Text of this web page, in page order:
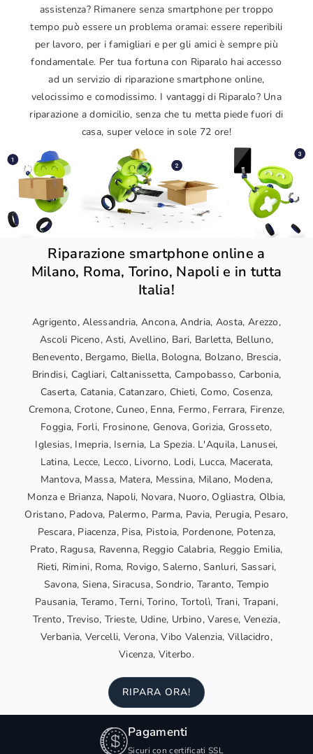
assistenza? Rimanere senza smartphone per troppo
tempo può essere un problema oramai: essere reperibili
per lavoro, per i famigliari e per gli amici è sempre più
fondamentale. Per tua fortuna con Riparalo hai accesso
ad un servizio di riparazione smartphone online,
velocissimo e comodissimo. I vantaggi di Riparalo? Una
riparazione a domicilio, senza che tu metta piede fuori di
casa, super veloce in sole 72 ore!
Riparazione smartphone online a
Milano, Roma, Torino, Napoli e in tutta
Italia!
Agrigento, Alessandria, Ancona, Andria, Aosta, Arezzo,
Ascoli Piceno, Asti, Avellino, Bari, Barletta, Belluno,
Benevento, Bergamo, Biella, Bologna, Bolzano, Brescia,
Brindisi, Cagliari, Caltanissetta, Campobasso, Carbonia,
Caserta, Catania, Catanzaro, Chieti, Como, Cosenza,
Cremona, Crotone, Cuneo, Enna, Fermo, Ferrara, Firenze,
Foggia, Forli, Frosinone, Genova, Gorizia, Grosseto,
Iglesias, Imepria, Isernia, La Spezia. L'Aquila, Lanusei,
Latina, Lecce, Lecco, Livorno, Lodi, Lucca, Macerata,
Mantova, Massa, Matera, Messina, Milano, Modena,
Monza e Brianza, Napoli, Novara, Nuoro, Ogliastra, Olbia,
Oristano, Padova, Palermo, Parma, Pavia, Perugia, Pesaro,
Pescara, Piacenza, Pisa, Pistoia, Pordenone, Potenza,
Prato, Ragusa, Ravenna, Reggio Calabria, Reggio Emilia,
Rieti, Rimini, Roma, Rovigo, Salerno, Sanluri, Sassari,
Savona, Siena, Siracusa, Sondrio, Taranto, Tempio
Pausania, Teramo, Terni, Torino, Tortolì, Trani, Trapani,
Trento, Treviso, Trieste, Udine, Urbino, Varese, Venezia,
Verbania, Vercelli, Verona, Vibo Valenzia, Villacidro,
Vicenza, Viterbo.
RIPARA ORA!
Pagamenti
Sicuri con certificati SSL